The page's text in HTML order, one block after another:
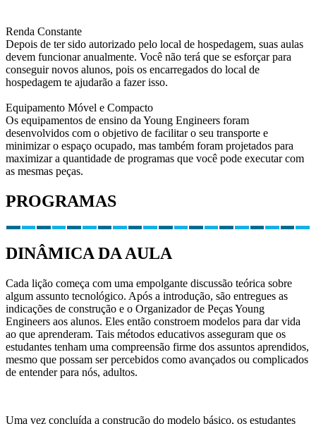
Renda Constante
Depois de ter sido autorizado pelo local de hospedagem, suas aulas
devem funcionar anualmente. Você não terá que se esforçar para
conseguir novos alunos, pois os encarregados do local de
hospedagem te ajudarão a fazer isso.
Equipamento Móvel e Compacto
Os equipamentos de ensino da Young Engineers foram
desenvolvidos com o objetivo de facilitar o seu transporte e
minimizar o espaço ocupado, mas também foram projetados para
maximizar a quantidade de programas que você pode executar com
as mesmas peças.
PROGRAMAS
DINÂMICA DA AULA
Cada lição começa com uma empolgante discussão teórica sobre
algum assunto tecnológico. Após a introdução, são entregues as
indicações de construção e o Organizador de Peças Young
Engineers aos alunos. Eles então constroem modelos para dar vida
ao que aprenderam. Tais métodos educativos asseguram que os
estudantes tenham uma compreensão firme dos assuntos aprendidos,
mesmo que possam ser percebidos como avançados ou complicados
de entender para nós, adultos.
Uma vez concluída a construção do modelo básico, os estudantes